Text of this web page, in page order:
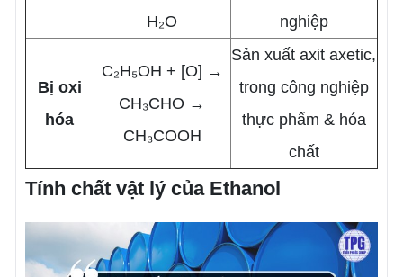
H₂O
nghiệp
Bị oxi
hóa
C₂H₅OH + [O] →
CH₃CHO →
CH₃COOH
Sản xuất axit axetic,
trong công nghiệp
thực phẩm & hóa
chất
Tính chất vật lý của Ethanol